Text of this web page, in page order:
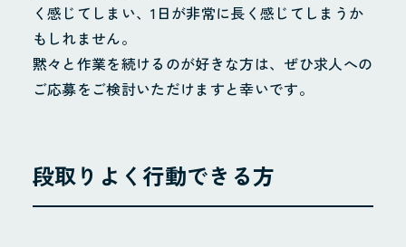
く感じてしまい、1日が非常に長く感じてしまうか
もしれません。
黙々と作業を続けるのが好きな方は、ぜひ求人への
ご応募をご検討いただけますと幸いです。
段取りよく行動できる方